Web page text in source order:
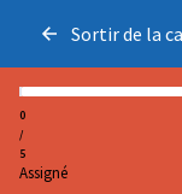
Sortir de la
0
/
5
Assigné